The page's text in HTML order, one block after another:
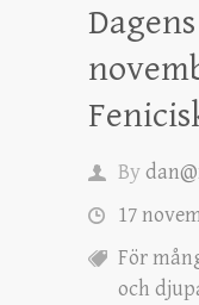
By
17
För
och